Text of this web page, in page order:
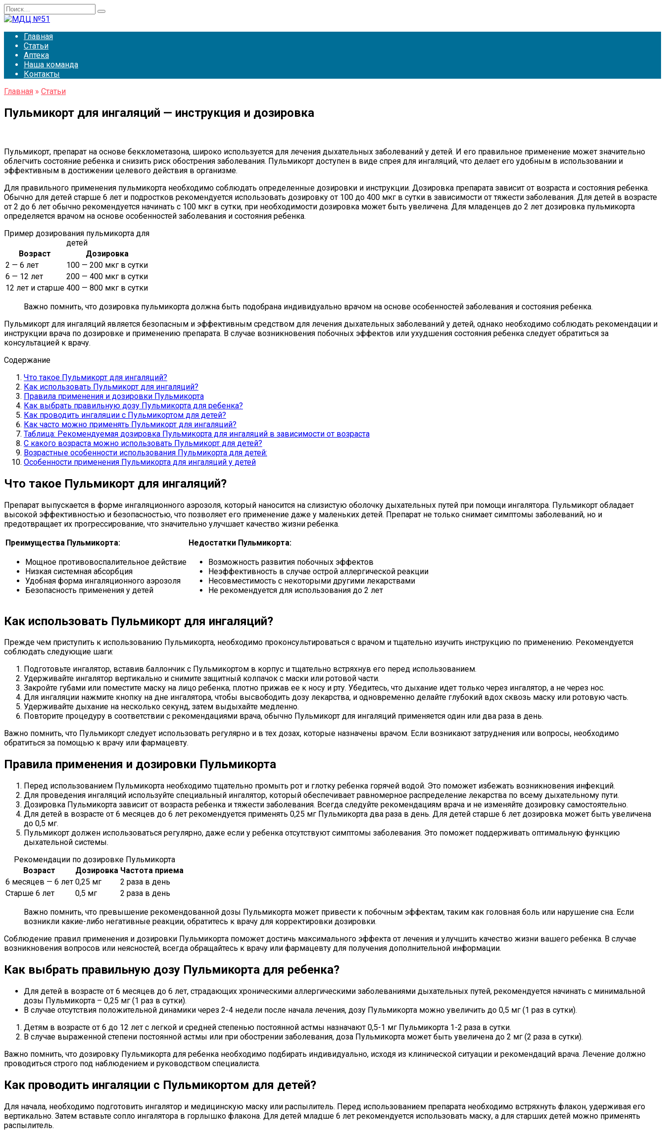
Перейти
к
Search
for:
Главная
Статьи
Аптека
Наша команда
Контакты
Главная » Статьи
Пульмикорт для ингаляций — инструкция и дозировка
Пульмикорт, препарат на основе бекклометазона, широко используется для лечения дыхательных заболеваний у детей. И его правильное применение может значительно
облегчить состояние ребенка и снизить риск обострения заболевания. Пульмикорт доступен в виде спрея для ингаляций, что делает его удобным в использовании и
эффективным в достижении целевого действия в организме.
Для правильного применения пульмикорта необходимо соблюдать определенные дозировки и инструкции. Дозировка препарата зависит от возраста и состояния ребенка.
Обычно для детей старше 6 лет и подростков рекомендуется использовать дозировку от 100 до 400 мкг в сутки в зависимости от тяжести заболевания. Для детей в возрасте
от 2 до 6 лет обычно рекомендуется начинать с 100 мкг в сутки, при необходимости дозировка может быть увеличена. Для младенцев до 2 лет дозировка пульмикорта
определяется врачом на основе особенностей заболевания и состояния ребенка.
Пример дозирования пульмикорта для
детей
Возраст
Дозировка
2 — 6 лет
100 — 200 мкг в сутки
6 — 12 лет
200 — 400 мкг в сутки
12 лет и старше 400 — 800 мкг в сутки
Важно помнить, что дозировка пульмикорта должна быть подобрана индивидуально врачом на основе особенностей заболевания и состояния ребенка.
Пульмикорт для ингаляций является безопасным и эффективным средством для лечения дыхательных заболеваний у детей, однако необходимо соблюдать рекомендации и
инструкции врача по дозировке и применению препарата. В случае возникновения побочных эффектов или ухудшения состояния ребенка следует обратиться за
консультацией к врачу.
Содержание
Что такое Пульмикорт для ингаляций?
Как использовать Пульмикорт для ингаляций?
Правила применения и дозировки Пульмикорта
Как выбрать правильную дозу Пульмикорта для ребенка?
Как проводить ингаляции с Пульмикортом для детей?
Как часто можно применять Пульмикорт для ингаляций?
Таблица: Рекомендуемая дозировка Пульмикорта для ингаляций в зависимости от возраста
С какого возраста можно использовать Пульмикорт для детей?
Возрастные особенности использования Пульмикорта для детей:
Особенности применения Пульмикорта для ингаляций у детей
Что такое Пульмикорт для ингаляций?
Препарат выпускается в форме ингаляционного аэрозоля, который наносится на слизистую оболочку дыхательных путей при помощи ингалятора. Пульмикорт обладает
высокой эффективностью и безопасностью, что позволяет его применение даже у маленьких детей. Препарат не только снимает симптомы заболеваний, но и
предотвращает их прогрессирование, что значительно улучшает качество жизни ребенка.
Преимущества Пульмикорта:
Недостатки Пульмикорта:
Мощное противовоспалительное действие
Низкая системная абсорбция
Удобная форма ингаляционного аэрозоля
Безопасность применения у детей
Возможность развития побочных эффектов
Неэффективность в случае острой аллергической реакции
Несовместимость с некоторыми другими лекарствами
Не рекомендуется для использования до 2 лет
Как использовать Пульмикорт для ингаляций?
Прежде чем приступить к использованию Пульмикорта, необходимо проконсультироваться с врачом и тщательно изучить инструкцию по применению. Рекомендуется
соблюдать следующие шаги:
Подготовьте ингалятор, вставив баллончик с Пульмикортом в корпус и тщательно встряхнув его перед использованием.
Удерживайте ингалятор вертикально и снимите защитный колпачок с маски или ротовой части.
Закройте губами или поместите маску на лицо ребенка, плотно прижав ее к носу и рту. Убедитесь, что дыхание идет только через ингалятор, а не через нос.
Для ингаляции нажмите кнопку на дне ингалятора, чтобы высвободить дозу лекарства, и одновременно делайте глубокий вдох сквозь маску или ротовую часть.
Удерживайте дыхание на несколько секунд, затем выдыхайте медленно.
Повторите процедуру в соответствии с рекомендациями врача, обычно Пульмикорт для ингаляций применяется один или два раза в день.
Важно помнить, что Пульмикорт следует использовать регулярно и в тех дозах, которые назначены врачом. Если возникают затруднения или вопросы, необходимо
обратиться за помощью к врачу или фармацевту.
Правила применения и дозировки Пульмикорта
Перед использованием Пульмикорта необходимо тщательно промыть рот и глотку ребенка горячей водой. Это поможет избежать возникновения инфекций.
Для проведения ингаляций используйте специальный ингалятор, который обеспечивает равномерное распределение лекарства по всему дыхательному пути.
Дозировка Пульмикорта зависит от возраста ребенка и тяжести заболевания. Всегда следуйте рекомендациям врача и не изменяйте дозировку самостоятельно.
Для детей в возрасте от 6 месяцев до 6 лет рекомендуется применять 0,25 мг Пульмикорта два раза в день. Для детей старше 6 лет дозировка может быть увеличена
до 0,5 мг.
Пульмикорт должен использоваться регулярно, даже если у ребенка отсутствуют симптомы заболевания. Это поможет поддерживать оптимальную функцию
дыхательной системы.
Рекомендации по дозировке Пульмикорта
Возраст
Дозировка Частота приема
6 месяцев — 6 лет 0,25 мг
2 раза в день
Старше 6 лет
0,5 мг
2 раза в день
Важно помнить, что превышение рекомендованной дозы Пульмикорта может привести к побочным эффектам, таким как головная боль или нарушение сна. Если
возникли какие-либо негативные реакции, обратитесь к врачу для корректировки дозировки.
Соблюдение правил применения и дозировки Пульмикорта поможет достичь максимального эффекта от лечения и улучшить качество жизни вашего ребенка. В случае
возникновения вопросов или неясностей, всегда обращайтесь к врачу или фармацевту для получения дополнительной информации.
Как выбрать правильную дозу Пульмикорта для ребенка?
Для детей в возрасте от 6 месяцев до 6 лет, страдающих хроническими аллергическими заболеваниями дыхательных путей, рекомендуется начинать с минимальной
дозы Пульмикорта – 0,25 мг (1 раз в сутки).
В случае отсутствия положительной динамики через 2-4 недели после начала лечения, дозу Пульмикорта можно увеличить до 0,5 мг (1 раз в сутки).
Детям в возрасте от 6 до 12 лет с легкой и средней степенью постоянной астмы назначают 0,5-1 мг Пульмикорта 1-2 раза в сутки.
В случае выраженной степени постоянной астмы или при обострении заболевания, доза Пульмикорта может быть увеличена до 2 мг (2 раза в сутки).
Важно помнить, что дозировку Пульмикорта для ребенка необходимо подбирать индивидуально, исходя из клинической ситуации и рекомендаций врача. Лечение должно
проводиться строго под наблюдением и руководством специалиста.
Как проводить ингаляции с Пульмикортом для детей?
Для начала, необходимо подготовить ингалятор и медицинскую маску или распылитель. Перед использованием препарата необходимо встряхнуть флакон, удерживая его
вертикально. Затем вставьте сопло ингалятора в горлышко флакона. Для детей младше 6 лет рекомендуется использовать маску, а для старших детей можно применять
распылитель.